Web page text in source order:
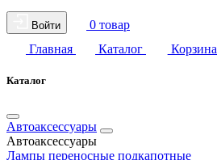
Войти
0 товар
Главная
Каталог Корзина
Каталог
Автоаксессуары
Автоаксессуары
Лампы переносные подкапотные